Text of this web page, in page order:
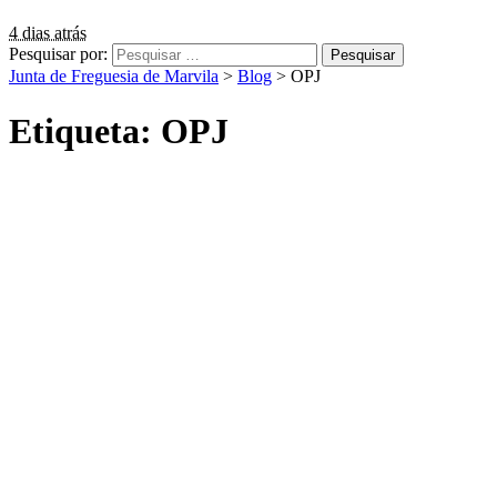
4 dias atrás
Pesquisar por:
Junta de Freguesia de Marvila > Blog > OPJ
Etiqueta: OPJ